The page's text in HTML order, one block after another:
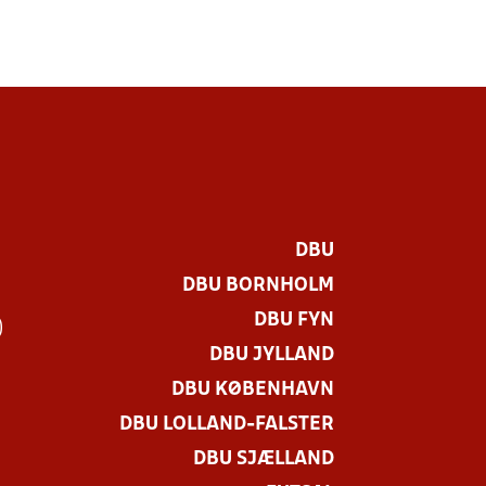
DBU
DBU BORNHOLM
DBU FYN
DBU JYLLAND
DBU KØBENHAVN
DBU LOLLAND-FALSTER
DBU SJÆLLAND